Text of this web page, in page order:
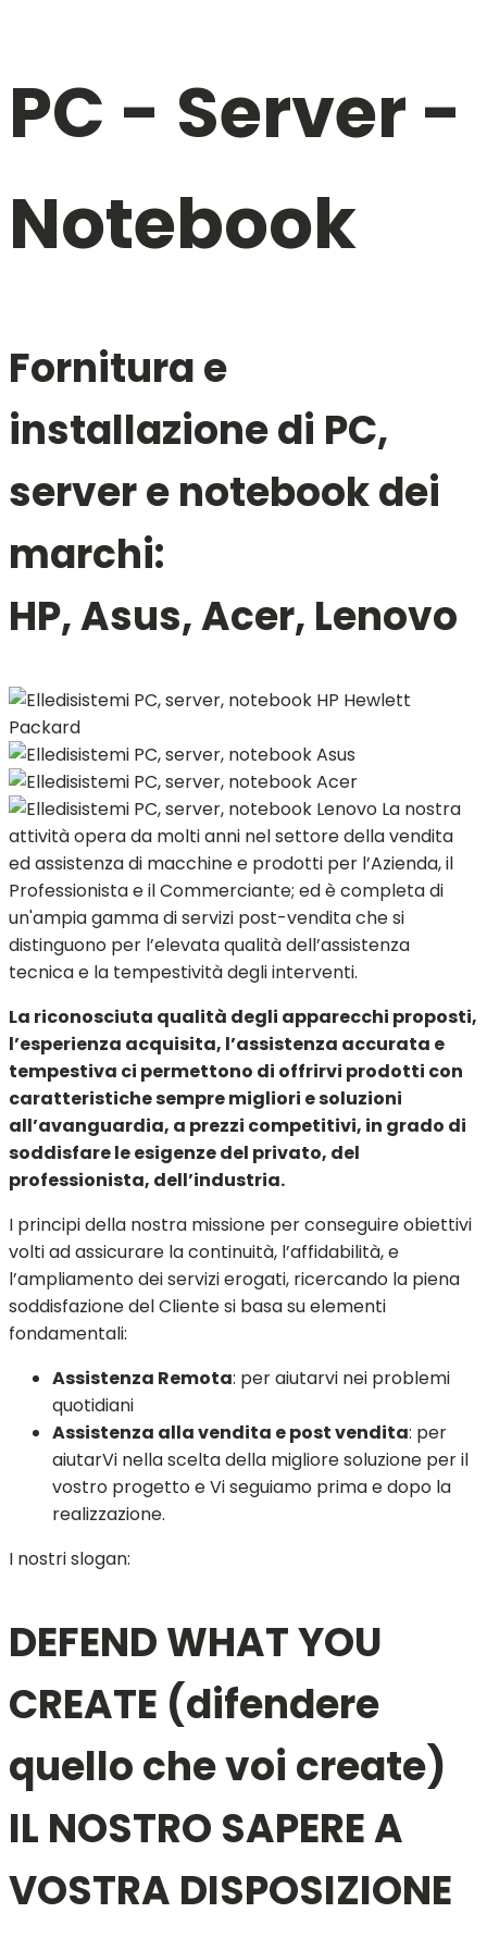
PC - Server -
Notebook
Fornitura e
installazione di PC,
server e notebook dei
marchi:
HP, Asus, Acer, Lenovo
La nostra
attività opera da molti anni nel settore della vendita
ed assistenza di macchine e prodotti per l’Azienda, il
Professionista e il Commerciante; ed è completa di
un'ampia gamma di servizi post-vendita che si
distinguono per l’elevata qualità dell’assistenza
tecnica e la tempestività degli interventi.
La riconosciuta qualità degli apparecchi proposti,
l’esperienza acquisita, l’assistenza accurata e
tempestiva ci permettono di offrirvi prodotti con
caratteristiche sempre migliori e soluzioni
all’avanguardia, a prezzi competitivi, in grado di
soddisfare le esigenze del privato, del
professionista, dell’industria.
I principi della nostra missione per conseguire obiettivi
volti ad assicurare la continuità, l’affidabilità, e
l’ampliamento dei servizi erogati, ricercando la piena
soddisfazione del Cliente si basa su elementi
fondamentali:
Assistenza Remota: per aiutarvi nei problemi
quotidiani
Assistenza alla vendita e post vendita: per
aiutarVi nella scelta della migliore soluzione per il
vostro progetto e Vi seguiamo prima e dopo la
realizzazione.
I nostri slogan:
DEFEND WHAT YOU
CREATE (difendere
quello che voi create)
IL NOSTRO SAPERE A
VOSTRA DISPOSIZIONE